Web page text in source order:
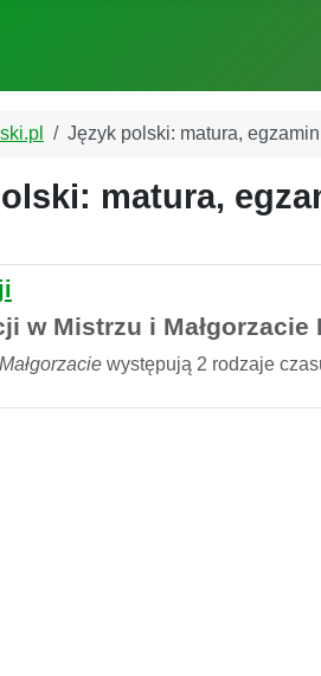
Język polski: matura,
matura,
w Mistrzu i Małgorzacie
występują 2 rodzaje